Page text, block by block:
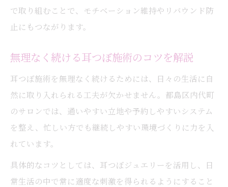
で取り組むことで、モチベーション維持やリバウンド防
止にもつながります。
無理なく続ける耳つぼ施術のコツを解説
耳つぼ施術を無理なく続けるためには、日々の生活に自
然に取り入れられる工夫が欠かせません。都島区内代町
のサロンでは、通いやすい立地や予約しやすいシステム
を整え、忙しい方でも継続しやすい環境づくりに力を入
れています。
具体的なコツとしては、耳つぼジュエリーを活用し、日
常生活の中で常に適度な刺激を得られるようにすること